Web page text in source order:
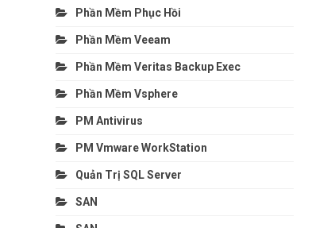
Phần Mềm Phục Hồi
Phần Mềm Veeam
Phần Mềm Veritas Backup Exec
Phần Mềm Vsphere
PM Antivirus
PM Vmware WorkStation
Quản Trị SQL Server
SAN